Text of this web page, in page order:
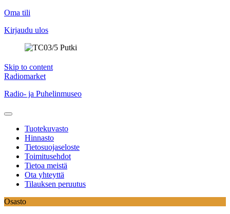
Oma tili
Kirjaudu ulos
Skip to content
Radiomarket
Radio- ja Puhelinmuseo
Tuotekuvasto
Hinnasto
Tietosuojaseloste
Toimitusehdot
Tietoa meistä
Ota yhteyttä
Tilauksen peruutus
Osasto